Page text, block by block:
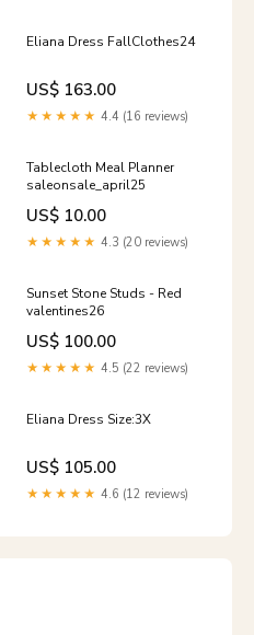
Eliana Dress FallClothes24
US$ 163.00
★★★★★ 4.4 (16 reviews)
Tablecloth Meal Planner
saleonsale_april25
US$ 10.00
★★★★★ 4.3 (20 reviews)
Sunset Stone Studs - Red
valentines26
US$ 100.00
★★★★★ 4.5 (22 reviews)
Eliana Dress Size:3X
US$ 105.00
★★★★★ 4.6 (12 reviews)